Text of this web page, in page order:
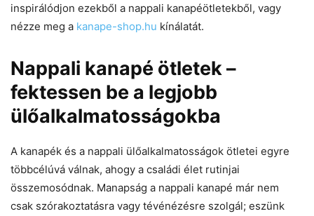
inspirálódjon ezekből a nappali kanapéötletekből, vagy
nézze meg a kanape-shop.hu kínálatát.
Nappali kanapé ötletek –
fektessen be a legjobb
ülőalkalmatosságokba
A kanapék és a nappali ülőalkalmatosságok ötletei egyre
többcélúvá válnak, ahogy a családi élet rutinjai
összemosódnak. Manapság a nappali kanapé már nem
csak szórakoztatásra vagy tévénézésre szolgál; eszünk